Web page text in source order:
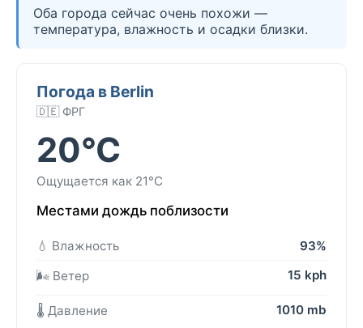
Оба города сейчас очень похожи —
температура, влажность и осадки близки.
Погода в Berlin
🇩🇪 ФРГ
20°C
Ощущается как 21°C
Местами дождь поблизости
💧 Влажность
93%
🌬️ Ветер
15 kph
🌡️ Давление 1010 mb